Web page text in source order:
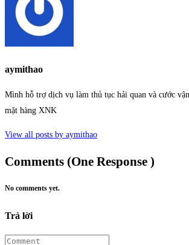
aymithao
Mình hỗ trợ dịch vụ làm thủ tục hải quan và cước
mặt hàng XNK
View all posts by aymithao
Comments (One Response )
No comments yet.
Trả lời